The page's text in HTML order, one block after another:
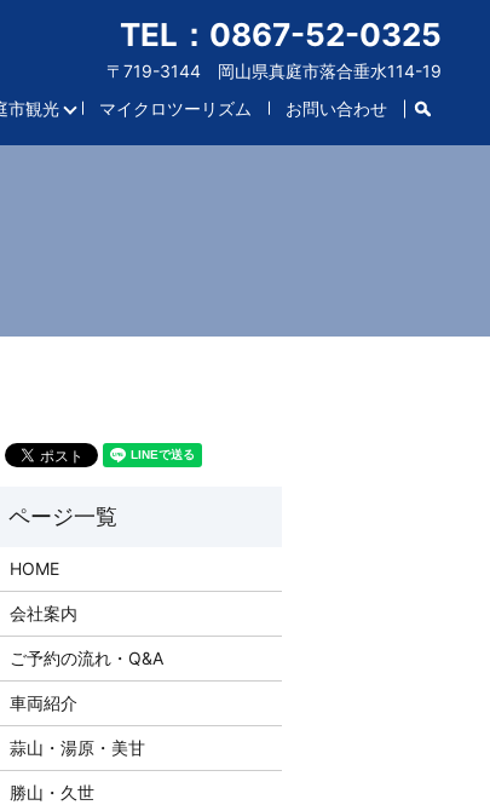
TEL：0867-52-0325
〒719-3144 岡山県真庭市落合垂水114-19
市観光 マイクロツーリズム お問い合わせ search
HOME
会社案内
ご予約の流れ・Q&A
車両紹介
蒜山・湯原・美甘
勝山・久世